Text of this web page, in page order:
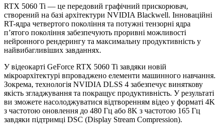
RTX 5060 Ti — це передовий графічний прискорювач,
створений на базі архітектури NVIDIA Blackwell. Інноваційні
RT-ядра четвертого покоління та потужні тензорні ядра
п’ятого покоління забезпечують проривні можливості
нейронного рендерингу та максимальну продуктивність у
найвибагливіших завданнях.
У відеокарті GeForce RTX 5060 Ti завдяки новій
мікроархітектурі впроваджено елементи машинного навчання.
Зокрема, технологія NVIDIA DLSS 4 забезпечує виняткову
якість згладжування та покращує продуктивність. У результаті
ви зможете насолоджуватися відтворенням відео у форматі 4K
з частотою оновлення до 480 Гц або 8K з частотою 165 Гц
завдяки підтримці DSC (Display Stream Compression).